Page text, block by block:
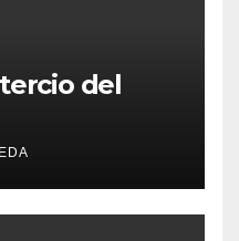
del